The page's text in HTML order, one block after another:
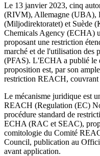
Le 13 janvier 2023, cinq
(RIVM), Allemagne (UBA),
(Miljodirektoratet) et Suède
Chemicals Agency (ECHA)
proposant une restriction
marché et de l'utilisation des
(PFAS). L'ECHA a publié le
proposition est, par son
restriction REACH, couvrant
Le mécanisme juridique est
REACH (Regulation (EC)
procédure standard de
ECHA (RAC et SEAC),
comitologie du Comité
Council, publication au
avant application.